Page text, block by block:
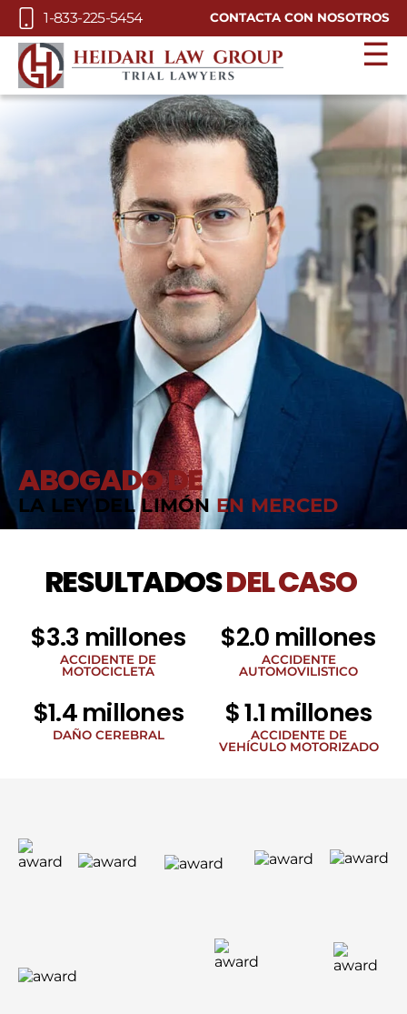
Skip to Main Content
1-833-225-5454 CONTACTA CON NOSOTROS
☰
ABOGADO DE
LA LEY DEL LIMÓNEN MERCED
RESULTADOSDEL CASO
$3.3 millones
ACCIDENTE DE
MOTOCICLETA
$2.0 millones
ACCIDENTE
AUTOMOVILISTICO
$1.4 millones
DAÑO CEREBRAL
$ 1.1 millones
ACCIDENTE DE
VEHÍCULO MOTORIZADO